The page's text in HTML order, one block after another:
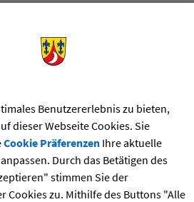
UNTERLAGEN
Benutzererlebnis zu bieten,
dieser Webseite Cookies. Sie
Cookie PräferenzenIhre aktuelle
Durch das Betätigen des
stimmen Sie der
Cookies zu. Mithilfe des Buttons "Alle